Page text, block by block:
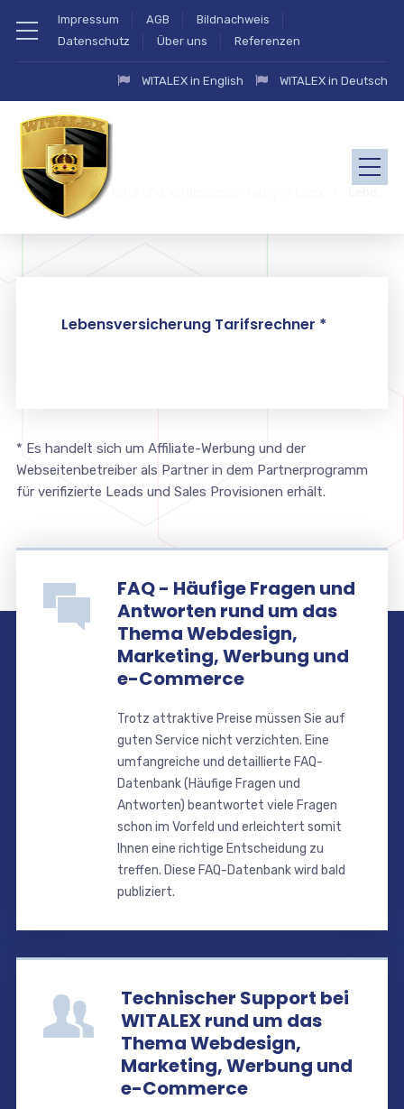
Impressum AGB
Bildnachweis
Datenschutz
Über uns Referenzen
WITALEX in English WITALEX in Deutsch
zahlung.eu Angebote und Vergleichsportal by Witalex
Lebensversicherung Tarifsrechner *
* Es handelt sich um Affiliate-Werbung und der
Webseitenbetreiber als Partner in dem Partnerprogramm
für verifizierte Leads und Sales Provisionen erhält.
FAQ - Häufige Fragen und
Antworten rund um das
Thema Webdesign,
Marketing, Werbung und
e-Commerce
Trotz attraktive Preise müssen Sie auf
guten Service nicht verzichten. Eine
umfangreiche und detaillierte FAQ-
Datenbank (Häufige Fragen und
Antworten) beantwortet viele Fragen
schon im Vorfeld und erleichtert somit
Ihnen eine richtige Entscheidung zu
treffen. Diese FAQ-Datenbank wird bald
publiziert.
Technischer Support bei
WITALEX rund um das
Thema Webdesign,
Marketing, Werbung und
e-Commerce